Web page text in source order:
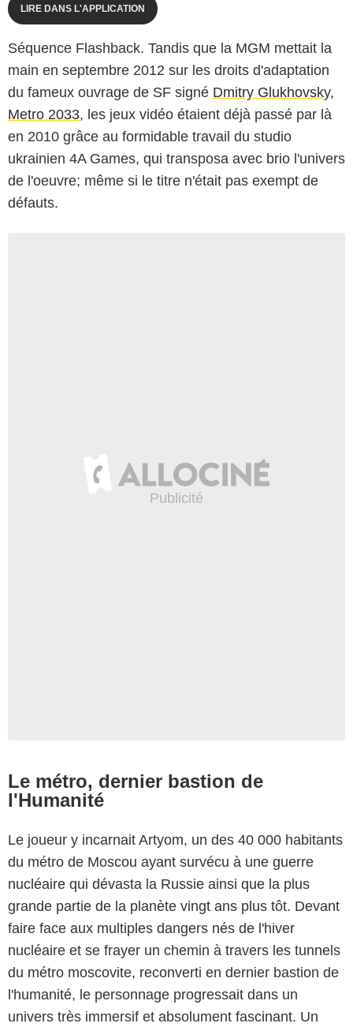
LIRE DANS L'APPLICATION
Séquence Flashback. Tandis que la MGM mettait la
main en septembre 2012 sur les droits d'adaptation
du fameux ouvrage de SF signé Dmitry Glukhovsky,
Metro 2033, les jeux vidéo étaient déjà passé par là
en 2010 grâce au formidable travail du studio
ukrainien 4A Games, qui transposa avec brio l'univers
de l'oeuvre; même si le titre n'était pas exempt de
défauts.
Le métro, dernier bastion de
l'Humanité
Le joueur y incarnait Artyom, un des 40 000 habitants
du métro de Moscou ayant survécu à une guerre
nucléaire qui dévasta la Russie ainsi que la plus
grande partie de la planète vingt ans plus tôt. Devant
faire face aux multiples dangers nés de l'hiver
nucléaire et se frayer un chemin à travers les tunnels
du métro moscovite, reconverti en dernier bastion de
l'humanité, le personnage progressait dans un
univers très immersif et absolument fascinant. Un